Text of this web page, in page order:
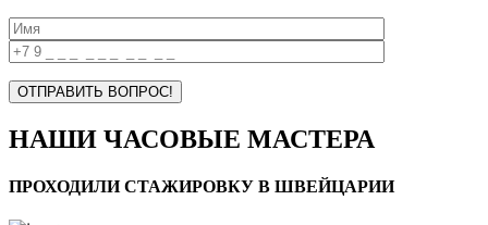
НАШИ ЧАСОВЫЕ МАСТЕРА
ПРОХОДИЛИ СТАЖИРОВКУ В ШВЕЙЦАРИИ